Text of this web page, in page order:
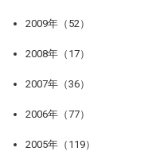
2009年（52）
2008年（17）
2007年（36）
2006年（77）
2005年（119）